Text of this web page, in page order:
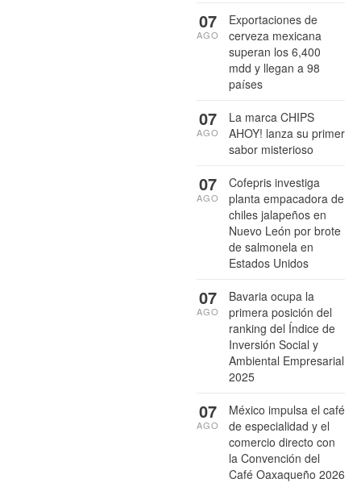
Exportaciones de
cerveza mexicana
superan los 6,400
mdd y llegan a 98
países
07
AGO
La marca CHIPS
AHOY! lanza su primer
sabor misterioso
07
AGO
Cofepris investiga
planta empacadora de
chiles jalapeños en
Nuevo León por brote
de salmonela en
Estados Unidos
07
AGO
Bavaria ocupa la
primera posición del
ranking del Índice de
Inversión Social y
Ambiental Empresarial
2025
07
AGO
México impulsa el café
de especialidad y el
comercio directo con
la Convención del
Café Oaxaqueño 2026
07
AGO